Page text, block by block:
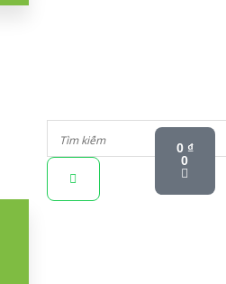
Tìm
kiếm
Tìm
Kiếm
0 ₫
0
Cart